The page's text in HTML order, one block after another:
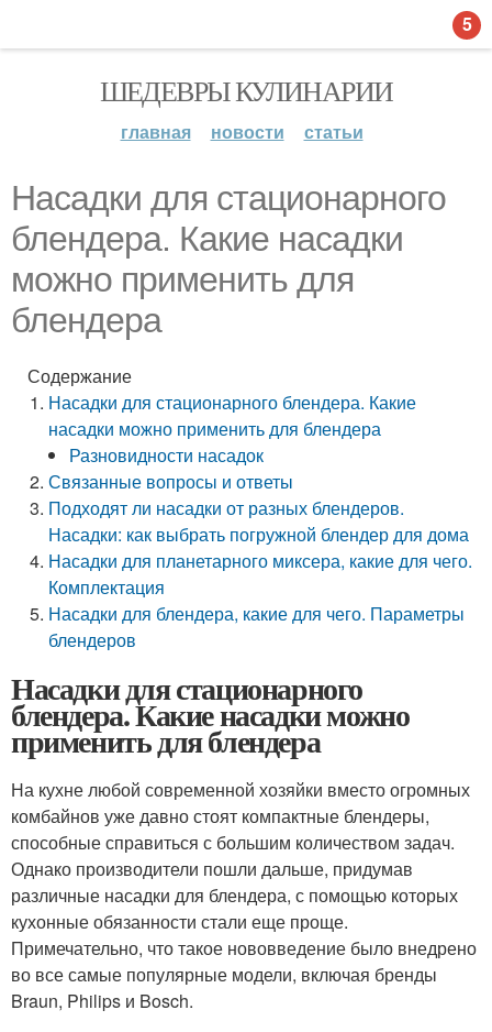
ШЕДЕВРЫ КУЛИНАРИИ
главная новости статьи
Насадки для стационарного
блендера. Какие насадки
можно применить для
блендера
Содержание
Насадки для стационарного блендера. Какие
насадки можно применить для блендера
Разновидности насадок
Связанные вопросы и ответы
Подходят ли насадки от разных блендеров.
Насадки: как выбрать погружной блендер для дома
Насадки для планетарного миксера, какие для чего.
Комплектация
Насадки для блендера, какие для чего. Параметры
блендеров
Насадки для стационарного
блендера. Какие насадки можно
применить для блендера
На кухне любой современной хозяйки вместо огромных
комбайнов уже давно стоят компактные блендеры,
способные справиться с большим количеством задач.
Однако производители пошли дальше, придумав
различные насадки для блендера, с помощью которых
кухонные обязанности стали еще проще.
Примечательно, что такое нововведение было внедрено
во все самые популярные модели, включая бренды
Braun, Philips и Bosch.
5